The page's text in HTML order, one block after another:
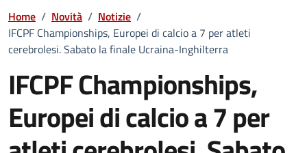
Home / Novità / Notizie /
IFCPF Championships, Europei di calcio a 7 per atleti
cerebrolesi. Sabato la finale Ucraina-Inghilterra
IFCPF Championships,
Europei di calcio a 7 per